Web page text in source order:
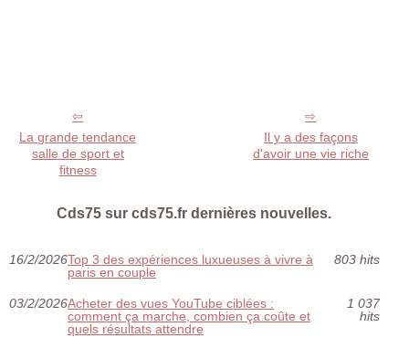
La grande tendance
salle de sport et
fitness
Il y a des façons
d'avoir une vie riche
Cds75 sur cds75.fr dernières nouvelles.
16/2/2026Top 3 des expériences luxueuses à vivre à
paris en couple
803 hits
03/2/2026Acheter des vues YouTube ciblées :
comment ça marche, combien ça coûte et
quels résultats attendre
1 037
hits